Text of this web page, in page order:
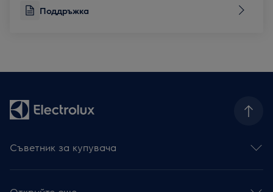
Поддръжка
Съветник за купувача
Готварски плотове